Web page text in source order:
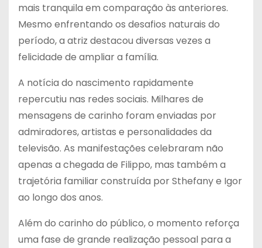
mais tranquila em comparação às anteriores.
Mesmo enfrentando os desafios naturais do
período, a atriz destacou diversas vezes a
felicidade de ampliar a família.
A notícia do nascimento rapidamente
repercutiu nas redes sociais. Milhares de
mensagens de carinho foram enviadas por
admiradores, artistas e personalidades da
televisão. As manifestações celebraram não
apenas a chegada de Filippo, mas também a
trajetória familiar construída por Sthefany e Igor
ao longo dos anos.
Além do carinho do público, o momento reforça
uma fase de grande realização pessoal para a